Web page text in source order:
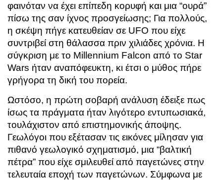
φαινόταν να έχει επίπεδη κορυφή και μια “ουρά”
πίσω της σαν ίχνος προσγείωσης; Για πολλούς,
η σκέψη πήγε κατευθείαν σε UFO που είχε
συντριβεί στη θάλασσα πριν χιλιάδες χρόνια. Η
σύγκριση με το Millennium Falcon από το Star
Wars ήταν αναπόφευκτη, κι έτσι ο μύθος πήρε
γρήγορα τη δική του πορεία.
Ωστόσο, η πρώτη σοβαρή ανάλυση έδειξε πως
ίσως τα πράγματα ήταν λιγότερο εντυπωσιακά,
τουλάχιστον από επιστημονικής άποψης.
Γεωλόγοι που εξέτασαν τις εικόνες μίλησαν για
πιθανό γεωλογικό σχηματισμό, μια “βαλτική
πέτρα” που είχε σμιλευθεί από παγετώνες στην
τελευταία εποχή των παγετώνων. Σύμφωνα με